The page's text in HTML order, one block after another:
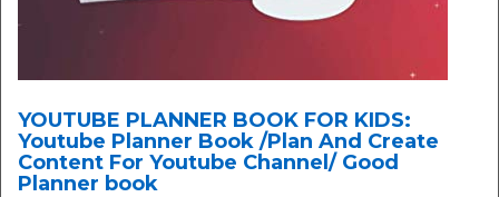
YOUTUBE PLANNER BOOK FOR KIDS:
Youtube Planner Book /Plan And Create
Content For Youtube Channel/ Good
Planner book